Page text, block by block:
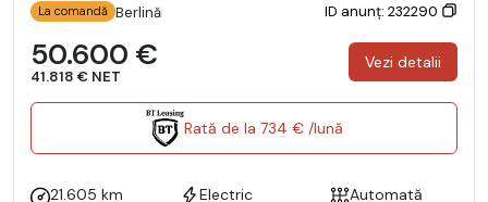
La comandă Berlină ID anunț: 232290
50.600 €
41.818 € NET
Vezi detalii
Rată de la 734 € /lună
21.605 km Electric
Automată